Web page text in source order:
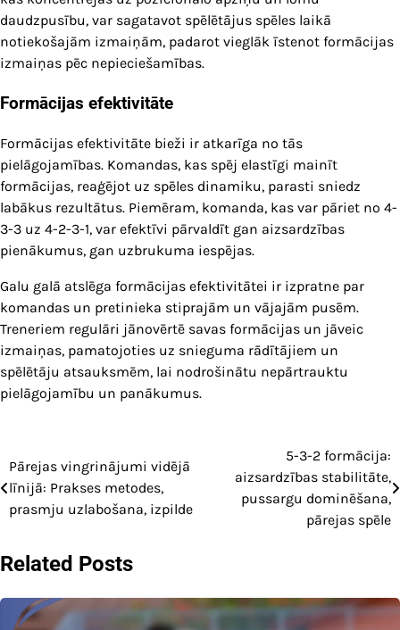
daudzpusību, var sagatavot spēlētājus spēles laikā
notiekošajām izmaiņām, padarot vieglāk īstenot formācijas
izmaiņas pēc nepieciešamības.
Formācijas efektivitāte
Formācijas efektivitāte bieži ir atkarīga no tās
pielāgojamības. Komandas, kas spēj elastīgi mainīt
formācijas, reaģējot uz spēles dinamiku, parasti sniedz
labākus rezultātus. Piemēram, komanda, kas var pāriet no 4-
3-3 uz 4-2-3-1, var efektīvi pārvaldīt gan aizsardzības
pienākumus, gan uzbrukuma iespējas.
Galu galā atslēga formācijas efektivitātei ir izpratne par
komandas un pretinieka stiprajām un vājajām pusēm.
Treneriem regulāri jānovērtē savas formācijas un jāveic
izmaiņas, pamatojoties uz snieguma rādītājiem un
spēlētāju atsauksmēm, lai nodrošinātu nepārtrauktu
pielāgojamību un panākumus.
Post
navigation
Pārejas vingrinājumi vidējā
līnijā: Prakses metodes,
prasmju uzlabošana, izpilde
5-3-2 formācija:
aizsardzības stabilitāte,
pussargu dominēšana,
pārejas spēle
Related Posts